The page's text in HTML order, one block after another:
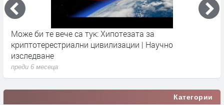
Може би те вече са тук: Хипотезата за
криптотерестриални цивилизации | Научно
изследване
преди 6 месеца
Категории